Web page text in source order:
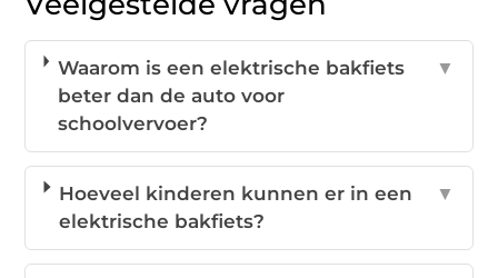
Waarom is een elektrische bakfiets
beter dan de auto voor
schoolvervoer?
▼
Hoeveel kinderen kunnen er in een
elektrische bakfiets?
▼